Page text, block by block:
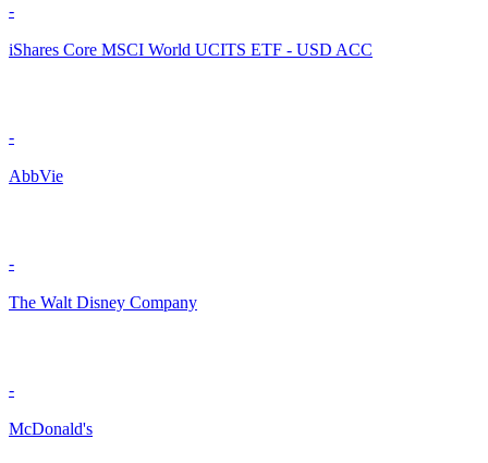
-
iShares Core MSCI World UCITS ETF - USD ACC
-
AbbVie
-
The Walt Disney Company
-
McDonald's